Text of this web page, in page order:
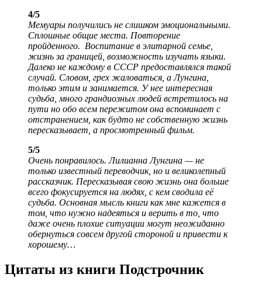
4/5
Мемуары получились не слишком эмоциональными.
Сплошные общие места. Повторение
пройденного. Воспитание в элитарной семье,
жизнь за границей, возможность изучать языки.
Далеко не каждому в СССР предоставлялся такой
случай. Словом, грех жаловаться, а Лунгина,
только этим и занимается. У нее интересная
судьба, много грандиозных людей встретилось на
пути но обо всем пережитом она вспоминает с
отстранением, как будто не собственную жизнь
пересказывает, а просмотренный фильм.
5/5
Очень понравилось. Лилианна Лунгина — не
только известный переводчик, но и великолепный
рассказчик. Пересказывая свою жизнь она больше
всего фокусируется на людях, с кем сводила её
судьба. Основная мысль книги как мне кажется в
том, что нужно надеяться и верить в то, что
даже очень плохие ситуации могут неожиданно
обернуться совсем другой стороной и привести к
хорошему…
Цитаты из книги Подстрочник